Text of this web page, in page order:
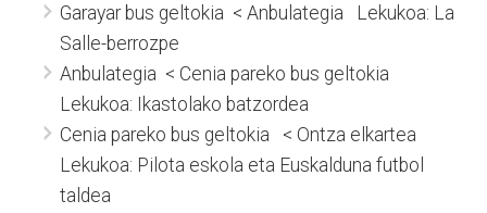
Garayar bus geltokia < Anbulategia Lekukoa: La
Salle-berrozpe
Anbulategia < Cenia pareko bus geltokia
Lekukoa: Ikastolako batzordea
Cenia pareko bus geltokia < Ontza elkartea
Lekukoa: Pilota eskola eta Euskalduna futbol
taldea